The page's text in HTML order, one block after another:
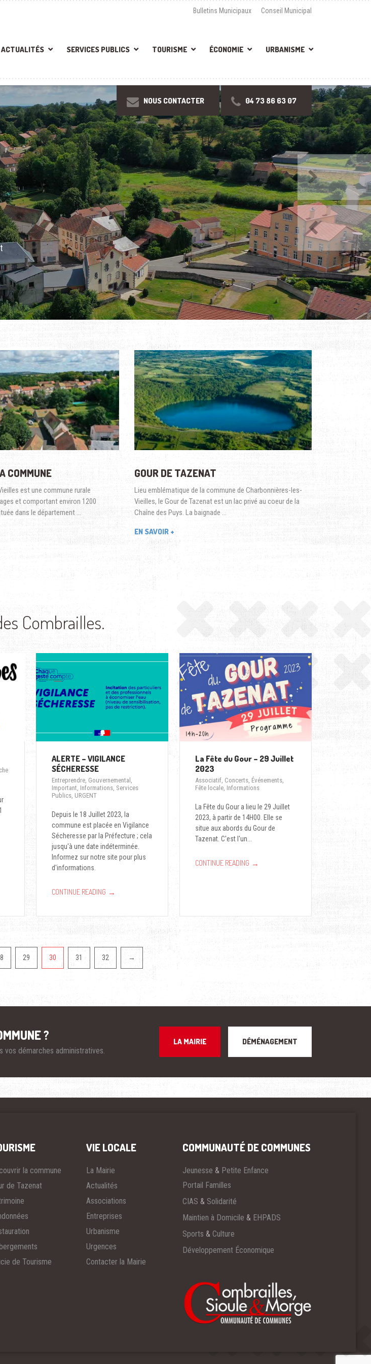
Bulletins Municipaux Conseil Municipal
ACTUALITÉS SERVICES PUBLICS TOURISME ÉCONOMIE URBANISME
NOUS CONTACTER 04 73 86 63 07
Précédent
Suivant
COMMUNE
est une commune rurale
et comportant environ 1200
dans le département …
GOUR DE TAZENAT
Lieu emblématique de la commune de Charbonnières-les-
Vieilles, le Gour de Tazenat est un lac privé au coeur de la
Chaîne des Puys. La baignade …
EN SAVOIR +
Combrailles.
ALERTE – VIGILANCE
SÉCHERESSE
Entreprendre Gouvernemental
Important Informations Services
Publics URGENT
Depuis le 18 Juillet 2023, la
commune est placée en Vigilance
Sécheresse par la Préfecture ; cela
jusqu'à une date indéterminée.
Informez sur notre site pour plus
d'informations.
CONTINUE READING →
La Fête du Gour – 29 Juillet
2023
Associatif Concerts Événements
Fête locale Informations
La Fête du Gour a lieu le 29 Juillet
2023, à partir de 14H00. Elle se
situe aux abords du Gour de
Tazenat. C'est l'un...
CONTINUE READING →
29 30 31 32 →
?
vos démarches administratives.
LA MAIRIE DÉMÉNAGEMENT
la commune
de Tazenat
de Tourisme
VIE LOCALE
La Mairie
Actualités
Associations
Entreprises
Urbanisme
Urgences
Contacter la Mairie
COMMUNAUTÉ DE COMMUNES
Jeunesse & Petite Enfance
Portail Familles
CIAS & Solidarité
Maintien à Domicile & EHPADS
Sports & Culture
Développement Économique